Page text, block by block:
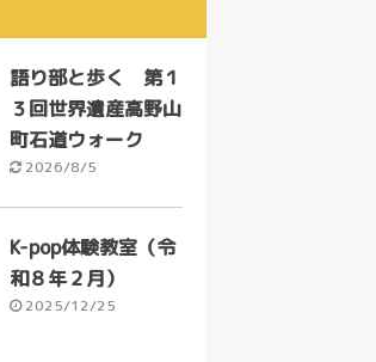
語り部と歩く 第１
３回世界遺産高野山
町石道ウォーク
2026/8/5
K-pop体験教室（令
和８年２月）
2025/12/25